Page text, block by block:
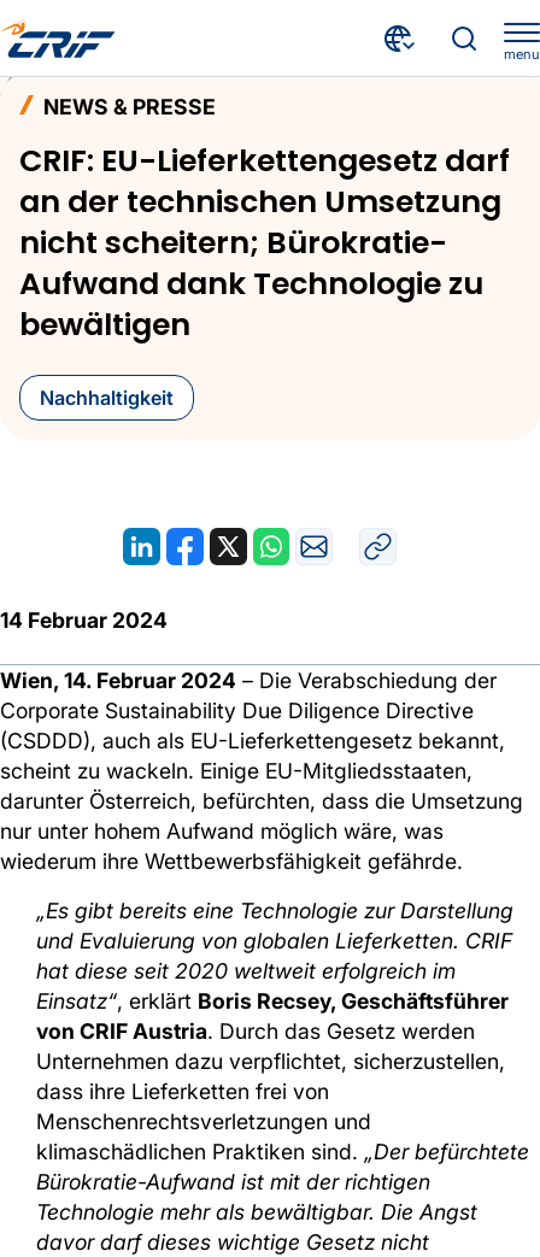
menu
NEWS & PRESSE
CRIF: EU-Lieferkettengesetz darf
an der technischen Umsetzung
nicht scheitern; Bürokratie-
Aufwand dank Technologie zu
bewältigen
Nachhaltigkeit
14 Februar 2024
Wien, 14. Februar 2024 – Die Verabschiedung der
Corporate Sustainability Due Diligence Directive
(CSDDD), auch als EU-Lieferkettengesetz bekannt,
scheint zu wackeln. Einige EU-Mitgliedsstaaten,
darunter Österreich, befürchten, dass die Umsetzung
nur unter hohem Aufwand möglich wäre, was
wiederum ihre Wettbewerbsfähigkeit gefährde.
„Es gibt bereits eine Technologie zur Darstellung
und Evaluierung von globalen Lieferketten. CRIF
hat diese seit 2020 weltweit erfolgreich im
Einsatz“, erklärt Boris Recsey, Geschäftsführer
von CRIF Austria. Durch das Gesetz werden
Unternehmen dazu verpflichtet, sicherzustellen,
dass ihre Lieferketten frei von
Menschenrechtsverletzungen und
klimaschädlichen Praktiken sind. „Der befürchtete
Bürokratie-Aufwand ist mit der richtigen
Technologie mehr als bewältigbar. Die Angst
davor darf dieses wichtige Gesetz nicht